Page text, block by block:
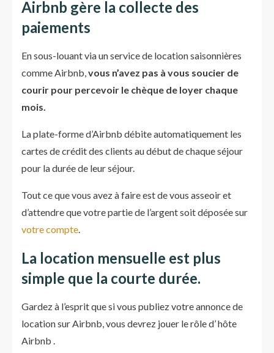
Airbnb gère la collecte des
paiements
En sous-louant via un service de location saisonnières
comme Airbnb,vous n’avez pas à vous soucier de
courir pour percevoir le chèque de loyer chaque
mois.
La plate-forme d’Airbnb débite automatiquement les
cartes de crédit des clients au début de chaque séjour
pour la durée de leur séjour.
Tout ce que vous avez à faire est de vous asseoir et
d’attendre que votre partie de l’argent soit déposée sur
votre compte.
La location mensuelle est plus
simple que la courte durée.
Gardez à l’esprit que si vous publiez votre annonce de
location sur Airbnb, vous devrez jouer le rôle d’ hôte
Airbnb .